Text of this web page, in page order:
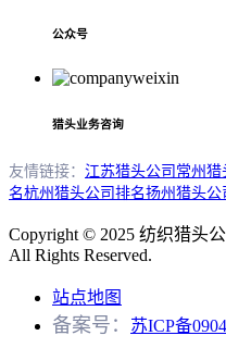
公众号
猎头业务咨询
友情链接： 江苏猎头公司 常州猎
名杭州猎头公司排名扬州猎头公
Copyright © 2025 纺织猎头
All Rights Reserved.
站点地图
备案号： 苏ICP备